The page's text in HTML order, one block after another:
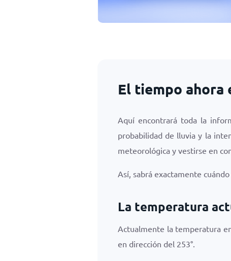
El tiempo ahora
Aquí encontrará toda la
probabilidad de lluvia y la
meteorológica y vestirse en
Así, sabrá exactamente
La temperatura
Actualmente la temperatura
en dirección del 253°.